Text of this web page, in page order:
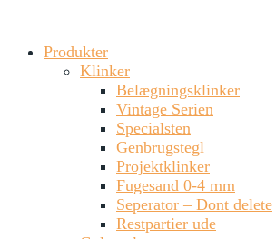
Produkter
Klinker
Belægningsklinker
Vintage Serien
Specialsten
Genbrugstegl
Projektklinker
Fugesand 0-4 mm
Seperator – Dont delete
Restpartier ude